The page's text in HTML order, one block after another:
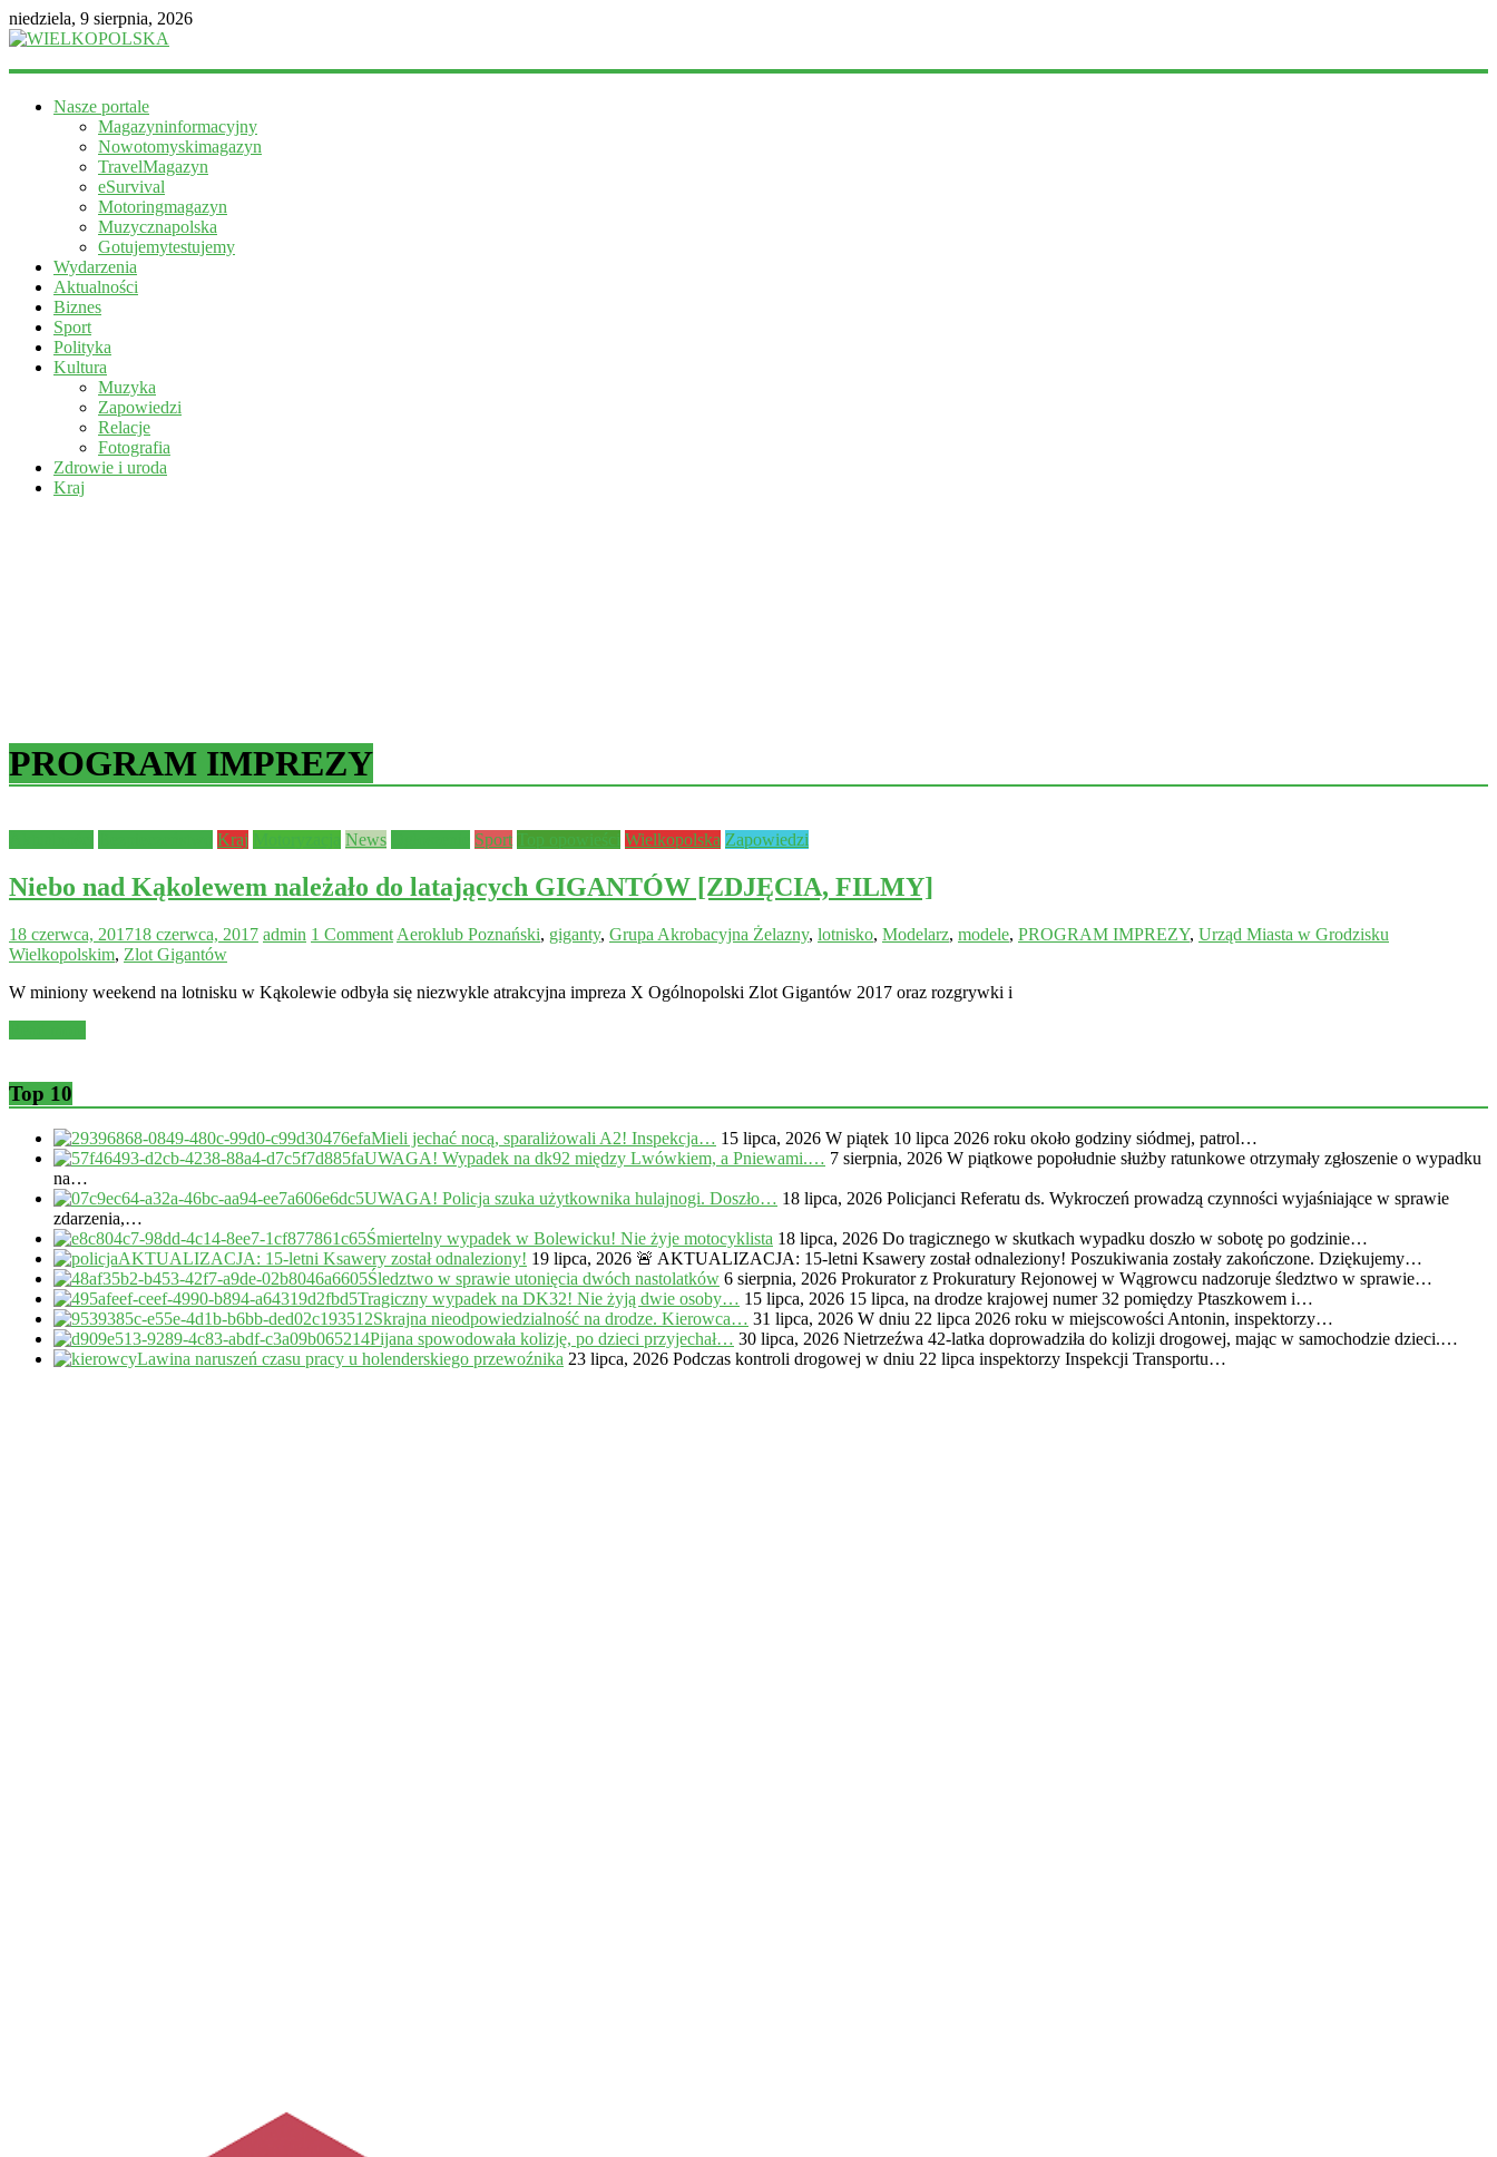
niedziela, 9 sierpnia, 2026
WIELKOPOLSKA
informacyjny
Nasze portale
Magazyninformacyjny
Nowotomyskimagazyn
TravelMagazyn
eSurvival
Motoringmagazyn
Muzycznapolska
Gotujemytestujemy
Wydarzenia
Aktualności
Biznes
Sport
Polityka
Kultura
Muzyka
Zapowiedzi
Relacje
Fotografia
Zdrowie i uroda
Kraj
PROGRAM IMPREZY
Kraj News Sport Wielkopolska Zapowiedzi
Niebo nad Kąkolewem należało do latających GIGANTÓW [ZDJĘCIA, FILMY]
18 czerwca, 201718 czerwca, 2017 admin 1 Comment Aeroklub Poznański, giganty, Grupa Akrobacyjna Żelazny, lotnisko, Modelarz, modele, PROGRAM IMPREZY, Urząd Miasta w Grodzisku
Wielkopolskim, Zlot Gigantów
W miniony weekend na lotnisku w Kąkolewie odbyła się niezwykle atrakcyjna impreza X Ogólnopolski Zlot Gigantów 2017 oraz rozgrywki i
Top 10
Mieli jechać nocą, sparaliżowali A2! Inspekcja… 15 lipca, 2026 W piątek 10 lipca 2026 roku około godziny siódmej, patrol…
UWAGA! Wypadek na dk92 między Lwówkiem, a Pniewami.… 7 sierpnia, 2026 W piątkowe popołudnie służby ratunkowe otrzymały zgłoszenie o wypadku
na…
UWAGA! Policja szuka użytkownika hulajnogi. Doszło… 18 lipca, 2026 Policjanci Referatu ds. Wykroczeń prowadzą czynności wyjaśniające w sprawie
zdarzenia,…
Śmiertelny wypadek w Bolewicku! Nie żyje motocyklista 18 lipca, 2026 Do tragicznego w skutkach wypadku doszło w sobotę po godzinie…
AKTUALIZACJA: 15-letni Ksawery został odnaleziony! 19 lipca, 2026 🚨 AKTUALIZACJA: 15-letni Ksawery został odnaleziony! Poszukiwania zostały zakończone. Dziękujemy…
Śledztwo w sprawie utonięcia dwóch nastolatków 6 sierpnia, 2026 Prokurator z Prokuratury Rejonowej w Wągrowcu nadzoruje śledztwo w sprawie…
Tragiczny wypadek na DK32! Nie żyją dwie osoby… 15 lipca, 2026 15 lipca, na drodze krajowej numer 32 pomiędzy Ptaszkowem i…
Skrajna nieodpowiedzialność na drodze. Kierowca… 31 lipca, 2026 W dniu 22 lipca 2026 roku w miejscowości Antonin, inspektorzy…
Pijana spowodowała kolizję, po dzieci przyjechał… 30 lipca, 2026 Nietrzeźwa 42-latka doprowadziła do kolizji drogowej, mając w samochodzie dzieci.…
Lawina naruszeń czasu pracy u holenderskiego przewoźnika 23 lipca, 2026 Podczas kontroli drogowej w dniu 22 lipca inspektorzy Inspekcji Transportu…